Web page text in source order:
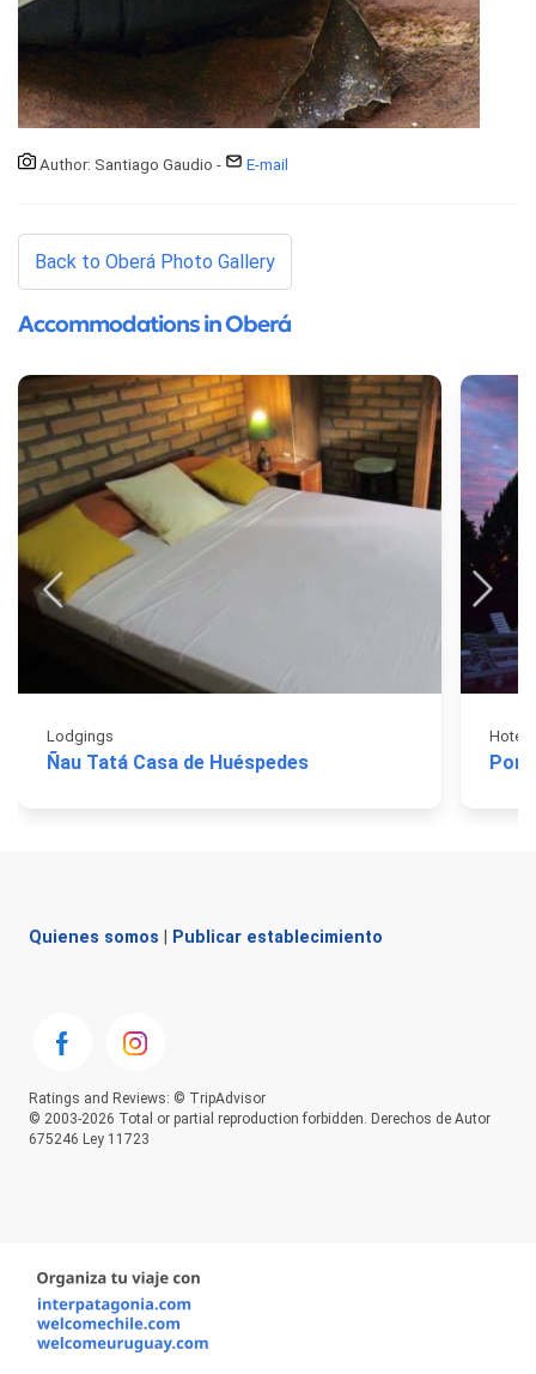
Author: Santiago Gaudio - E-mail
Back to Oberá Photo Gallery
Accommodations in Oberá
Lodgings
Ñau Tatá Casa de Huéspedes
Hotels
Quienes somos Publicar establecimiento
Ratings and Reviews: © TripAdvisor
© 2003-2026 Total or partial reproduction forbidden. Derechos de Autor
675246 Ley 11723